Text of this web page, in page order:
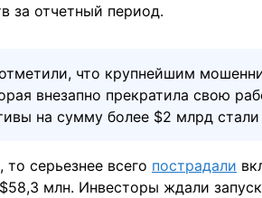
за отчетный период.
что крупнейшим
внезапно прекратила свою
на сумму более $2 млрд
серьезнее всего пострадали
млн. Инвесторы ждали